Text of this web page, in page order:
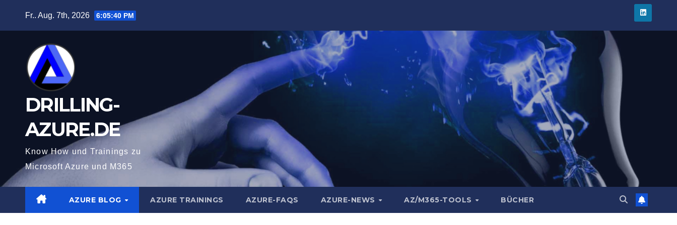
Fr.. Aug. 7th, 2026 6:05:41 PM
DRILLING-
AZURE.DE
Know How und Trainings zu
Microsoft Azure und M365
AZURE BLOG AZURE TRAININGS AZURE-FAQS AZURE-NEWS AZ/M365-TOOLS BÜCHER